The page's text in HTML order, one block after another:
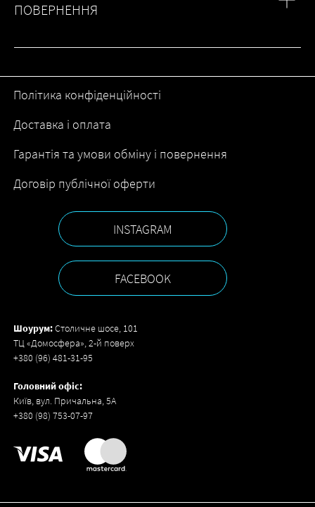
ПОВЕРНЕННЯ
Доставка і оплата
Головний офіс:
Київ, вул. Причальна, 5А
+380 (98) 753-07-97
Політика конфіденційності
Договір публічної оферти
Гарантія та умови обміну і повернення
FACEBOOK
INSTAGRAM
Шоурум:Столичне шосе, 101
ТЦ «Домосфера», 2-й поверх
+380 (96) 481-31-95